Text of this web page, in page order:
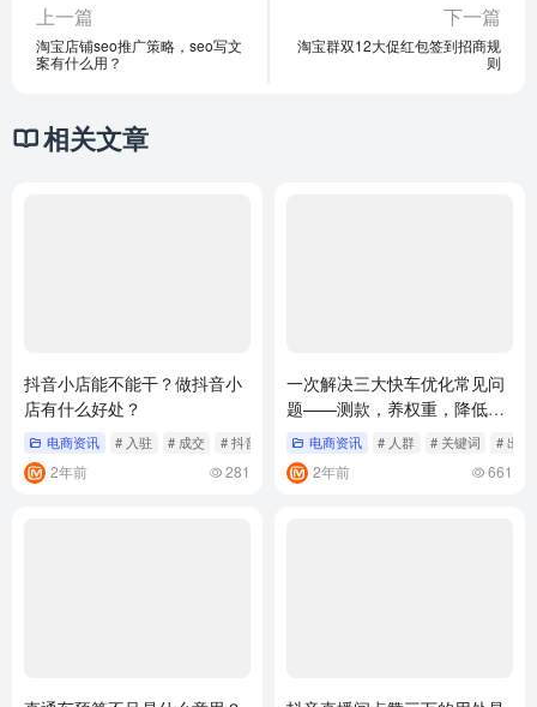
上一篇
淘宝店铺seo推广策略，seo写文
案有什么用？
下一篇
淘宝群双12大促红包签到招商规
则
相关文章
抖音小店能不能干？做抖音小
店有什么好处？
电商资讯 # 入驻 # 成交 # 抖音
2年前 281
一次解决三大快车优化常见问
题——测款，养权重，降低
PPC（中）
电商资讯 # 人群 # 关键词 # 出价
2年前 661